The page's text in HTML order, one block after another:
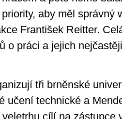
aby měl správný
František Reitter.
o práci a jejich
tři brněnské
učení technické a
cílí na zástupce